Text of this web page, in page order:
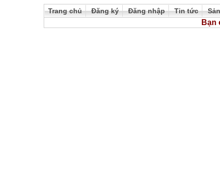
Trang chủ Đăng ký Đăng nhập Tin tức
Bạn